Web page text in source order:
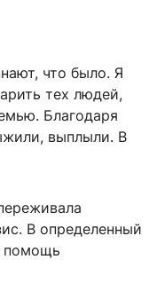
что было. Я
тех людей,
Благодаря
выплыли. В
В определенный
помощь